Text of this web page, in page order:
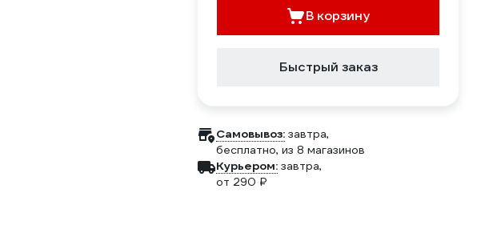
В корзину
Быстрый заказ
Самовывоз: завтра,
бесплатно, из 8 магазинов
Курьером: завтра,
от 290 ₽